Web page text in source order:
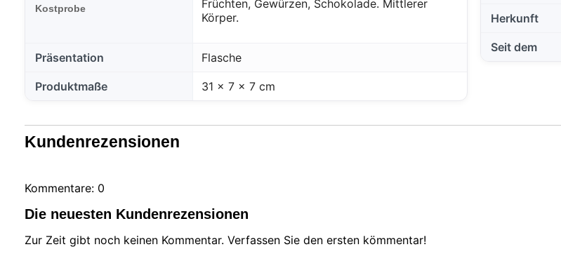
Kostprobe
Früchten, Gewürzen, Schokolade. Mittlerer
Körper.
Präsentation Flasche
Produktmaße 31 x 7 x 7 cm
Herkunft
Seit dem
Kundenrezensionen
Kommentare: 0
Die neuesten Kundenrezensionen
Zur Zeit gibt noch keinen Kommentar. Verfassen Sie den ersten kömmentar!
Adresse und Sitzungsdetails) und Browserverlauf